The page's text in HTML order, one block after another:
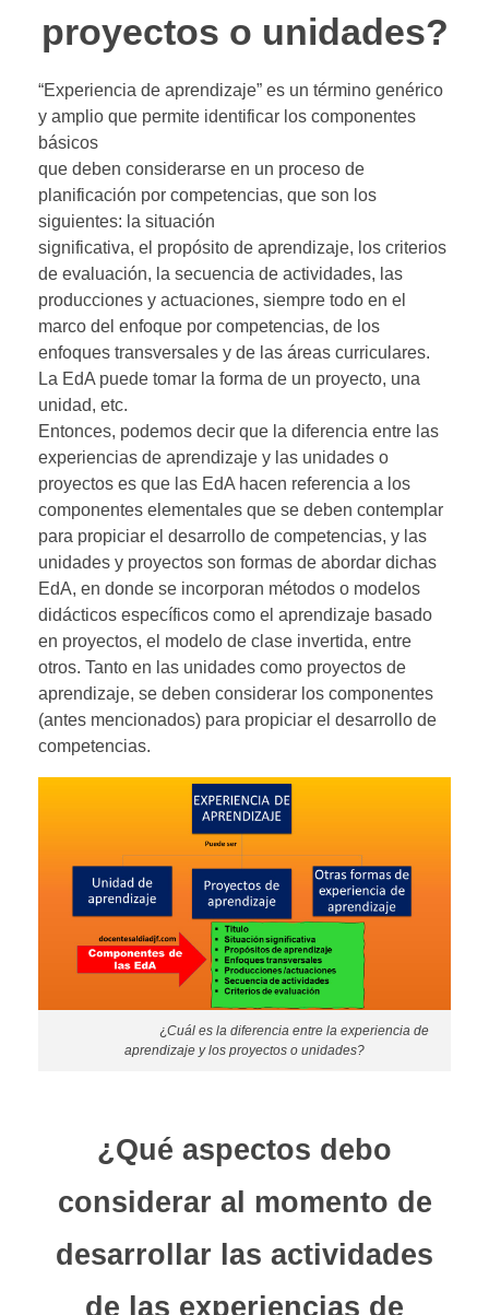
proyectos o unidades?
“Experiencia de aprendizaje” es un término genérico
y amplio que permite identificar los componentes
básicos
que deben considerarse en un proceso de
planificación por competencias, que son los
siguientes: la situación
significativa, el propósito de aprendizaje, los criterios
de evaluación, la secuencia de actividades, las
producciones y actuaciones, siempre todo en el
marco del enfoque por competencias, de los
enfoques transversales y de las áreas curriculares.
La EdA puede tomar la forma de un proyecto, una
unidad, etc.
Entonces, podemos decir que la diferencia entre las
experiencias de aprendizaje y las unidades o
proyectos es que las EdA hacen referencia a los
componentes elementales que se deben contemplar
para propiciar el desarrollo de competencias, y las
unidades y proyectos son formas de abordar dichas
EdA, en donde se incorporan métodos o modelos
didácticos específicos como el aprendizaje basado
en proyectos, el modelo de clase invertida, entre
otros. Tanto en las unidades como proyectos de
aprendizaje, se deben considerar los componentes
(antes mencionados) para propiciar el desarrollo de
competencias.
¿Cuál es la diferencia entre la experiencia de
aprendizaje y los proyectos o unidades?
¿Qué aspectos debo
considerar al momento de
desarrollar las actividades
de las experiencias de